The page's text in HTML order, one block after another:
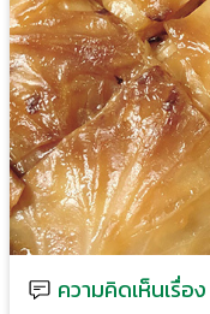
ความคิดเห็นเรื่อง